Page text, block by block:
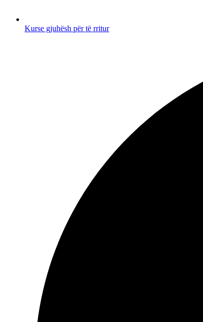
Kurse gjuhësh për të rritur